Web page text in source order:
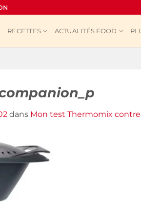
RECETTES ACTUALITÉS FOOD
dans Mon test Thermomix